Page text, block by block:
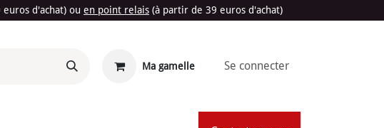
d'achat) ou en point relais (à partir de 39 euros d'achat)
Ma gamelle Se connecter